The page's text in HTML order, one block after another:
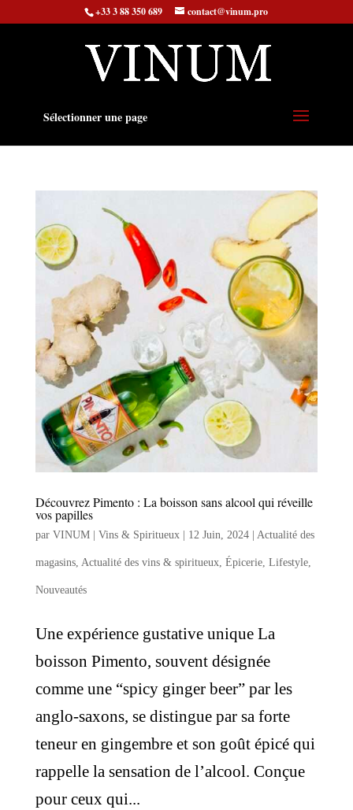
+33 3 88 350 689 contact@vinum.pro
Sélectionner une page
Découvrez Pimento : La boisson sans alcool qui réveille
vos papilles
par VINUM | Vins & Spiritueux| 12 Juin, 2024| Actualité des
magasins, Actualité des vins & spiritueux, Épicerie, Lifestyle,
Nouveautés
Une expérience gustative unique La
boisson Pimento, souvent désignée
comme une “spicy ginger beer” par les
anglo-saxons, se distingue par sa forte
teneur en gingembre et son goût épicé qui
rappelle la sensation de l’alcool. Conçue
pour ceux qui...